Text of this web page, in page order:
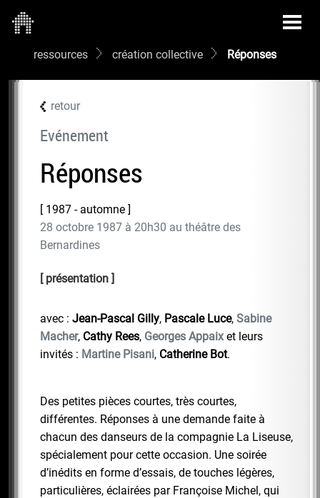
ressources création collective Réponses
retour
Evénement
Réponses
1987 - automne
28 octobre 1987 à 20h30 au théâtre des
Bernardines
présentation
avec : Jean-Pascal Gilly, Pascale Luce, Sabine
Macher, Cathy Rees, Georges Appaix et leurs
invités : Martine Pisani, Catherine Bot.
Des petites pièces courtes, très courtes,
différentes. Réponses à une demande faite à
chacun des danseurs de la compagnie La Liseuse,
spécialement pour cette occasion. Une soirée
d’inédits en forme d’essais, de touches légères,
particulières, éclairées par Françoise Michel, qui